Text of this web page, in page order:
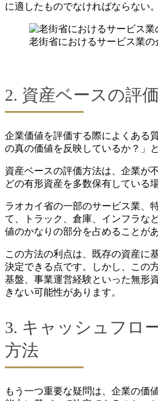
に適したものでなければならない。
老街省におけるサービス業の
2. 資産ベースの評
企業価値を評価する際によくある
の真の価値を反映しているか？」
資産ベースの評価方法は、企業が
どの有形資産を多数保有している
ラオカイ省の一部のサービス業、
て、トラック、倉庫、インフラな
値のかなりの部分を占めることがあ
この方法の利点は、既存の資産に
決定できる点です。しかし、この
基盤、事業運営経験といった無形
きない可能性があります。
3. キャッシュフロ
方法
もう一つ重要な疑問は、企業の価